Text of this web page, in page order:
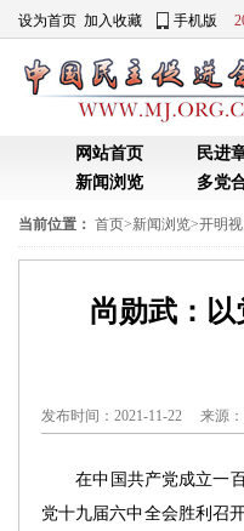
设为首页 加入收藏 手机版
网站首页 民进
新闻浏览
多党
当前位置： 首页>新闻浏览>开明
尚勋武：
发布时间：2021-11-22 来源：
在中国共产党成立一百
党十九届六中全会胜利召